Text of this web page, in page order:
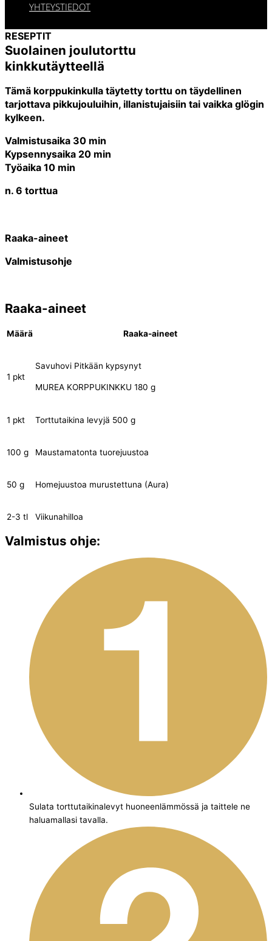
YHTEYSTIEDOT
RESEPTIT
Suolainen joulutorttu
kinkkutäytteellä
Tämä korppukinkulla täytetty torttu on täydellinen
tarjottava pikkujouluihin, illanistujaisiin tai vaikka glögin
kylkeen.
Valmistusaika 30 min
Kypsennysaika 20 min
Työaika 10 min
n. 6 torttua
Raaka-aineet
Valmistusohje
Raaka-aineet
Määrä Raaka-aineet
1 pkt
Savuhovi Pitkään kypsynyt
MUREA KORPPUKINKKU 180 g
1 pkt Torttutaikina levyjä 500 g
100 g Maustamatonta tuorejuustoa
50 g Homejuustoa murustettuna (Aura)
2-3 tl Viikunahilloa
Valmistus ohje:
Sulata torttutaikinalevyt huoneenlämmössä ja taittele ne
haluamallasi tavalla.